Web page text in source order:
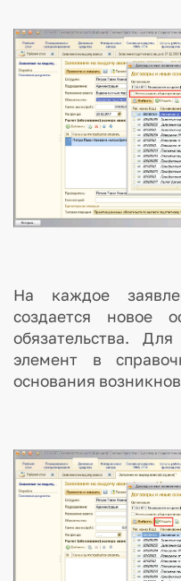
На каждое
создается новое
обязательства.
элемент в
основания